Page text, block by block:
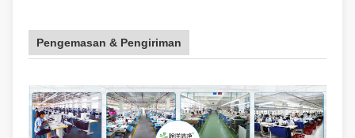
Pengemasan & Pengiriman